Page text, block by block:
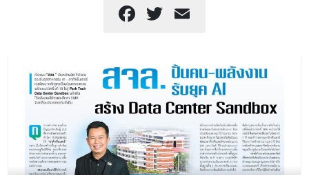
Facebook
Twitter